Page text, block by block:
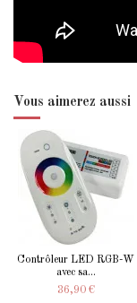
Vous aimerez aussi
Contrôleur LED RGB-W
avec sa...
36,90 €